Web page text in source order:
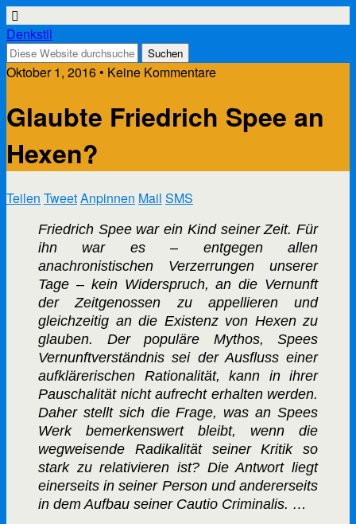
Denkstil
Oktober 1, 2016 • Keine Kommentare
Glaubte Friedrich Spee an
Hexen?
Teilen TweetAnpinnen Mail SMS
Friedrich Spee war ein Kind seiner Zeit. Für
ihn war es – entgegen allen
anachronistischen Verzerrungen unserer
Tage – kein Widerspruch, an die Vernunft
der Zeitgenossen zu appellieren und
gleichzeitig an die Existenz von Hexen zu
glauben. Der populäre Mythos, Spees
Vernunftverständnis sei der Ausfluss einer
aufklärerischen Rationalität, kann in ihrer
Pauschalität nicht aufrecht erhalten werden.
Daher stellt sich die Frage, was an Spees
Werk bemerkenswert bleibt, wenn die
wegweisende Radikalität seiner Kritik so
stark zu relativieren ist? Die Antwort liegt
einerseits in seiner Person und andererseits
in dem Aufbau seiner Cautio Criminalis. …